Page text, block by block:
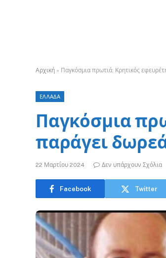
Αρχική » Παγκόσμια πρωτιά: Κρητικός
ΕΛΛΑΔΑ
Παγκόσμια
παράγει
22 Μαρτίου 2024 Δεν υπάρχουν Σχόλια
Facebook Twitter